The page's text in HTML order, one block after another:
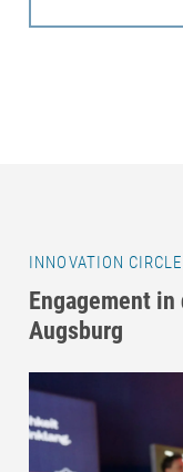
INNOVATION
Engagement
Augsburg